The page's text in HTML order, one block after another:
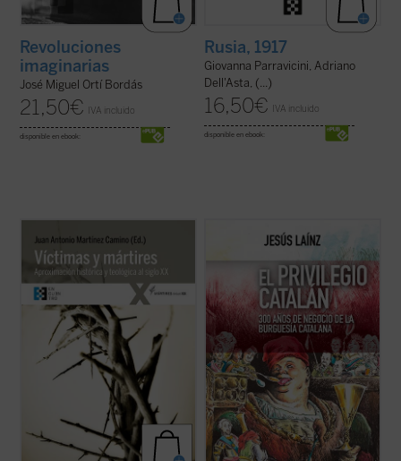
Revoluciones
imaginarias
José Miguel Ortí Bordás
21,50€ IVA incluido
disponible en ebook:
Rusia, 1917
Giovanna Parravicini, Adriano
Dell'Asta, (...)
16,50€ IVA incluido
disponible en ebook:
actual del martirio e imprescindible para
leer adecuadamente los signos de esos
tiempos y discernir el camino del futuro.
canonizando o reconociendo miles de ...
(ver ficha)
La intransigencia de los industriales
catalanes ante las reivindicaciones
cubanos fue la chispa que prendió la guerra
independentista. Y, tras el 98, pasaron en
un instante del más exaltado patriotismo ...
(ver ficha)